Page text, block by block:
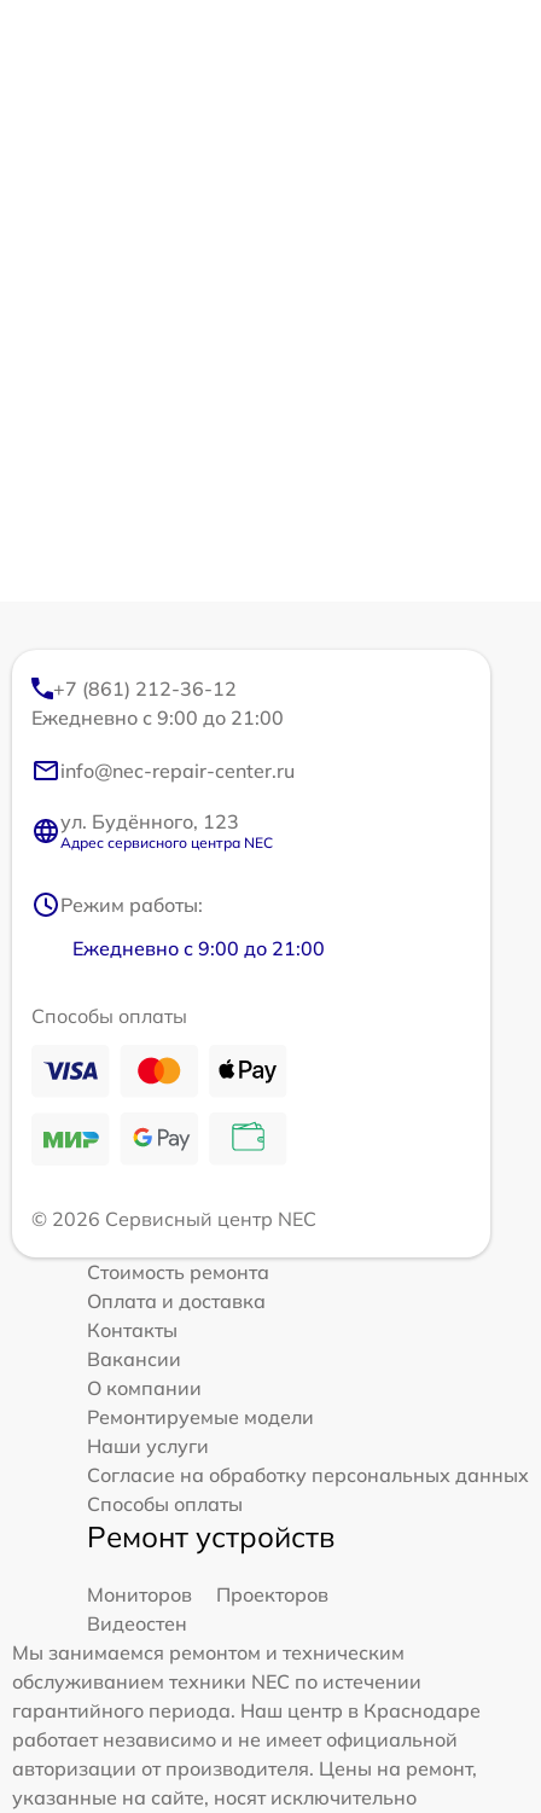
+7 (861) 212-36-12
Ежедневно с 9:00 до 21:00
info@nec-repair-center.ru
ул. Будённого, 123
Адрес сервисного центра NEC
Режим работы:
Ежедневно с 9:00 до 21:00
Способы оплаты
© 2026 Сервисный центр NEC
Стоимость ремонта
Оплата и доставка
Контакты
Вакансии
О компании
Ремонтируемые модели
Наши услуги
Согласие на обработку персональных данных
Способы оплаты
Ремонт устройств
Мониторов
Проекторов
Видеостен
Мы занимаемся ремонтом и техническим
обслуживанием техники NEC по истечении
гарантийного периода. Наш центр в Краснодаре
работает независимо и не имеет официальной
авторизации от производителя. Цены на ремонт,
указанные на сайте, носят исключительно